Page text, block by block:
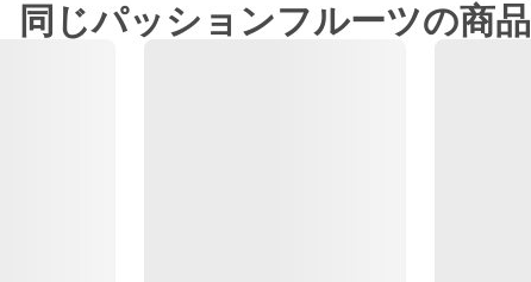
同じパッションフルーツの商品